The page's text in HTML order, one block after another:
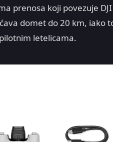
prenosa koji povezuje
domet do 20 km, iako
letelicama.